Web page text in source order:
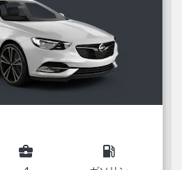
business_center local_gas_station